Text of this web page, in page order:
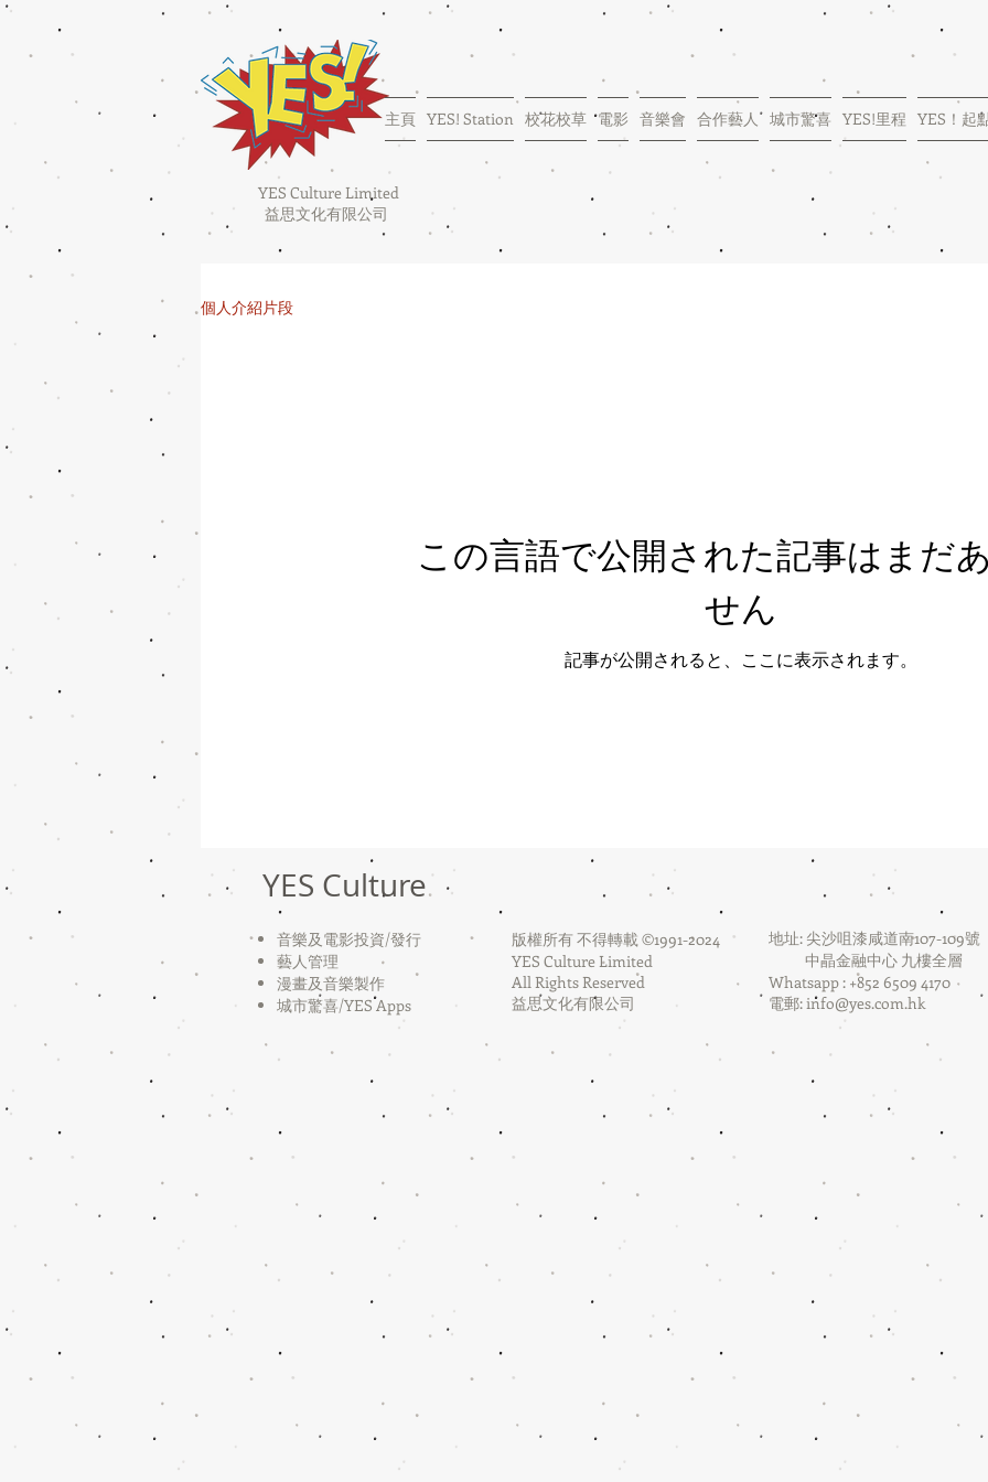
YES Culture Limited
益思文化有限公司
主頁 YES! Station 校花校草 電影 音樂會 合作藝人 城市驚喜 YES!里程 YES！起
個人介紹片段
この言語で公開された記事はまだ
せん
記事が公開されると、ここに表示されます。
YES Culture
音樂及電影投資/發行
藝人管理
漫畫及音樂製作
​城市驚喜/YES Apps
地址: 尖沙咀漆咸道南107-109號
中晶金融中心 九樓全層
Whatsapp : +852 6509 4170
電郵:info@yes.com.hk
版權所有 不得轉載 ©1991-2024
YES Culture Limited
All Rights Reserved
益思文化有限公司